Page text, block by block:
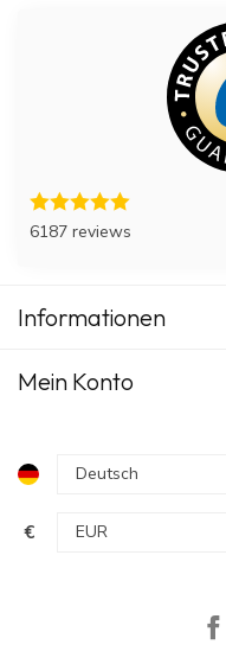
6187 reviews
Informationen
Mein Konto
€